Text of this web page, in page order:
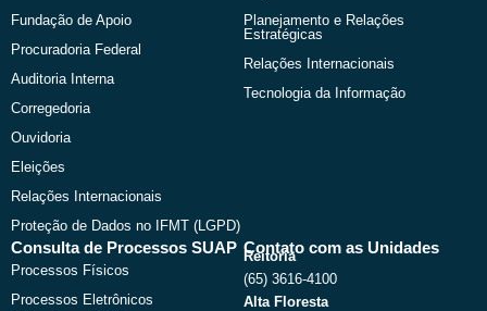
Fundação de Apoio
Procuradoria Federal
Auditoria Interna
Corregedoria
Ouvidoria
Eleições
Relações Internacionais
Proteção de Dados no IFMT (LGPD)
Planejamento e Relações
Estratégicas
Relações Internacionais
Tecnologia da Informação
Consulta de Processos SUAP
Processos Físicos
Processos Eletrônicos
Contato com as Unidades
Reitoria
(65) 3616-4100
Alta Floresta